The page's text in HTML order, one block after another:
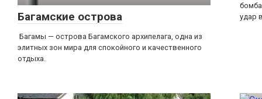
Багамские острова
Багамы — острова Багамского архипелага, одна из
элитных зон мира для спокойного и качественного
отдыха.
удар